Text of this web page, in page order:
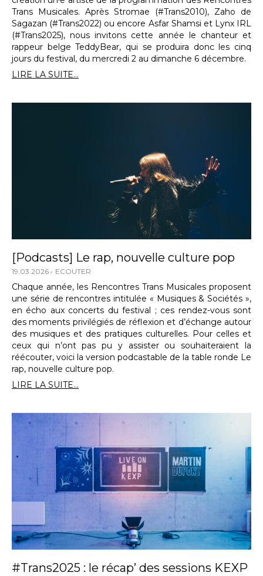
Trans Musicales. Après Stromae (#Trans2010), Zaho de
Sagazan (#Trans2022) ou encore Asfar Shamsi et Lynx IRL
(#Trans2025), nous invitons cette année le chanteur et
rappeur belge TeddyBear, qui se produira donc les cinq
jours du festival, du mercredi 2 au dimanche 6 décembre.
LIRE LA SUITE...
[Podcasts] Le rap, nouvelle culture pop
19.03.2026 ECOUTER
Chaque année, les Rencontres Trans Musicales proposent
une série de rencontres intitulée « Musiques & Sociétés »,
en écho aux concerts du festival ; ces rendez-vous sont
des moments privilégiés de réflexion et d’échange autour
des musiques et des pratiques culturelles. Pour celles et
ceux qui n’ont pas pu y assister ou souhaiteraient la
réécouter, voici la version podcastable de la table ronde Le
rap, nouvelle culture pop.
LIRE LA SUITE...
#Trans2025 : le récap’ des sessions KEXP